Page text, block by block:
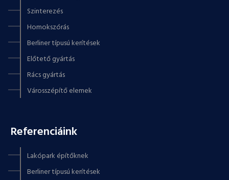
Szinterezés
Homokszórás
Berliner típusú kerítések
Előtető gyártás
Rács gyártás
Városszépítő elemek
Referenciáink
Lakópark építőknek
Berliner típusú kerítések